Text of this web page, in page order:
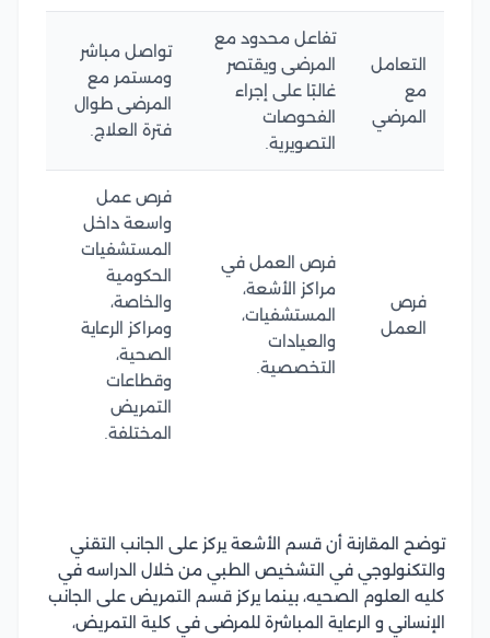
التعامل
مع
المرضي
تفاعل محدود مع
المرضى ويقتصر
غالبًا على إجراء
الفحوصات
التصويرية.
تواصل مباشر
ومستمر مع
المرضى طوال
فترة العلاج.
فرص
العمل
فرص العمل في
مراكز الأشعة،
المستشفيات،
والعيادات
التخصصية.
فرص عمل
واسعة داخل
المستشفيات
الحكومية
والخاصة،
ومراكز الرعاية
الصحية،
وقطاعات
التمريض
المختلفة.
توضح المقارنة أن قسم الأشعة يركز على الجانب التقني
والتكنولوجي في التشخيص الطبي من خلال الدراسه في
كليه العلوم الصحيه، بينما يركز قسم التمريض على الجانب
الإنساني و الرعاية المباشرة للمرضى في كلية التمريض،